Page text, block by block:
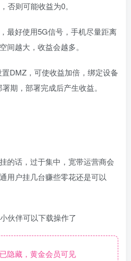
否则可能收益为0。
最好使用5G信号，手机尽量距离
间越大，收益会越多。
DMZ，可使收益加倍，绑定设备
期，部署完成后产生收益。
的话，过于集中，宽带运营商会
用户挂几台赚些零花还是可以
伙伴可以下载操作了
隐藏，黄金会员可见